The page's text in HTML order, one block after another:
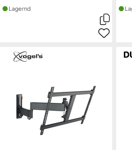
Lagernd